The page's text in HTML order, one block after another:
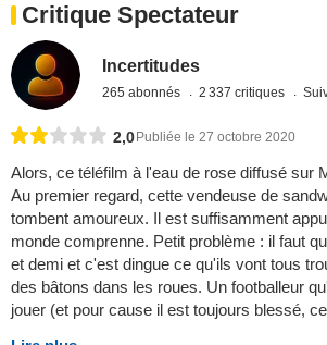
Critique Spectateur
Incertitudes
265 abonnés 2 337 critiques
2,0 Publiée le 27 octobre 2020
Alors, ce téléfilm à l'eau de rose diffusé sur
Au premier regard, cette vendeuse de
tombent amoureux. Il est suffisamment
monde comprenne. Petit problème : il faut
et demi et c'est dingue ce qu'ils vont tous
des bâtons dans les roues. Un footballeur
jouer (et pour cause il est toujours blessé,